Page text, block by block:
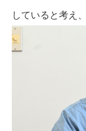
していると考え